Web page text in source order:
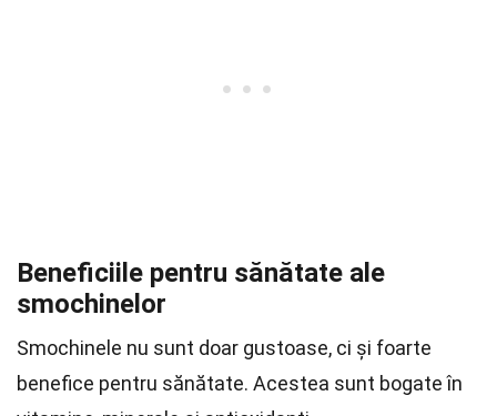
Beneficiile pentru sănătate ale
smochinelor
Smochinele nu sunt doar gustoase, ci și foarte
benefice pentru sănătate. Acestea sunt bogate în